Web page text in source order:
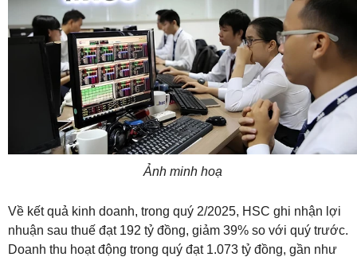
Ảnh minh hoạ
Về kết quả kinh doanh, trong quý 2/2025, HSC ghi nhận lợi
nhuận sau thuế đạt 192 tỷ đồng, giảm 39% so với quý trước.
Doanh thu hoạt động trong quý đạt 1.073 tỷ đồng, gần như